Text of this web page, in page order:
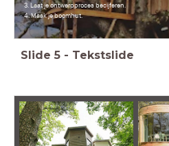
3. Laat je ontwerpproces becijferen.
4. Maak je boomhut.
Slide 5 - Tekstslide